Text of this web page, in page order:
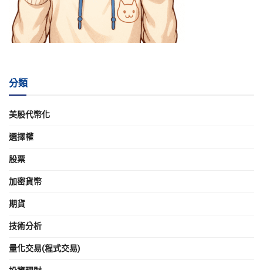
分類
美股代幣化
選擇權
股票
加密貨幣
期貨
技術分析
量化交易(程式交易)